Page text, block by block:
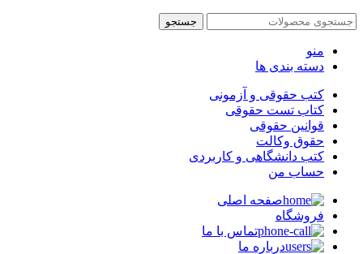
جستجو
منو
دسته بندی ها
کتب حقوقی و آزمونی
کتاب تست حقوقی
قوانین حقوقی
حقوق وکالت
کتب دانشگاهی و کاربردی
حساب من
صفحه اصلی
فروشگاه
تماس با ما
درباره ما